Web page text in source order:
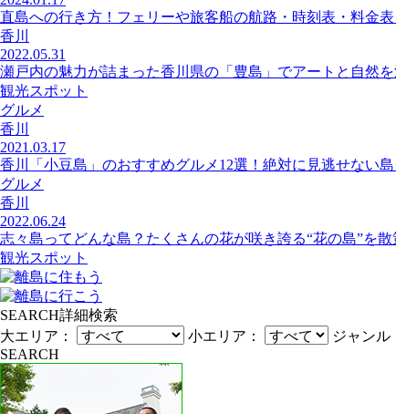
直島への行き方！フェリーや旅客船の航路・時刻表・料金
香川
2022.05.31
瀬戸内の魅力が詰まった香川県の「豊島」でアートと自然を
観光スポット
グルメ
香川
2021.03.17
香川「小豆島」のおすすめグルメ12選！絶対に見逃せない
グルメ
香川
2022.06.24
志々島ってどんな島？たくさんの花が咲き誇る“花の島”を散
観光スポット
SEARCH詳細検索
大エリア：
小エリア： ジャンル
SEARCH